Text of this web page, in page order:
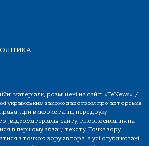
матеріали, розміщені на сайті «TeNews» /
українським законодавством про авторське
При використанні, передруку
,відеоматеріалів сайту, гіперпосилання на
в першому абзаці тексту. Точка зору
з точкою зору автора, а усі опубліковані